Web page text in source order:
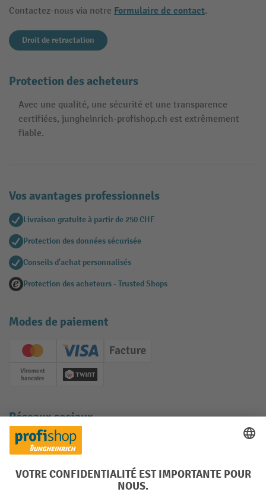
Contactez-nous via notre Formulaire de contact.
Droit de retractation
Protection des acheteurs
Avec une qualité, une sécurité et une transparence
certifiées, jungheinrich-profishop.ch est extrêmement
fiable.
Vos avantages professionnels
Livraison gratuite à partir de 250 CHF
Protection des données sécurisée
Conseils d'achat personnalisés
Protection des acheteurs - Trusted Shops
Modes de paiement
Creditcard (Master)Creditcard (Visa)
Facture
Paiement anticipé
Twint
Réseaux sociaux
Facebook
YouTube
LinkedInInstagram